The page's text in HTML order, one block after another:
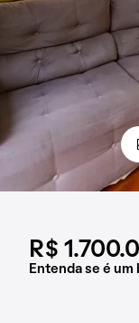
R$
Entenda se é